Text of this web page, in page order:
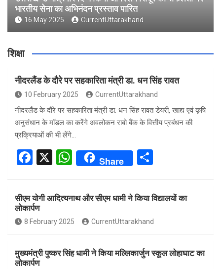
भारतीय सेना का अभिनंदन प्रस्ताव पारित
16 May 2025 CurrentUttarakhand
शिक्षा
नीदरलैंड के दौरे पर सहकारिता मंत्री डा. धन सिंह रावत
10 February 2025 CurrentUttarakhand
नीदरलैंड के दौरे पर सहकारिता मंत्री डा. धन सिंह रावत डेयरी, खाद्य एवं कृषि
अनुसंधान के मॉडल का करेंगे अवलोकन राबो बैंक के वित्तीय प्रबंधन की
प्रक्रियाओं की भी लेंगे…
F
ce
b
o
o
k
X
W
s
A
p
p
Share
ar
e
सीएम योगी आदित्यनाथ और सीएम धामी ने किया विद्यालयों का
लोकार्पण
8 February 2025 CurrentUttarakhand
मुख्यमंत्री पुष्कर सिंह धामी ने किया मल्लिकार्जुन स्कूल लोहाघाट का
लोकार्पण